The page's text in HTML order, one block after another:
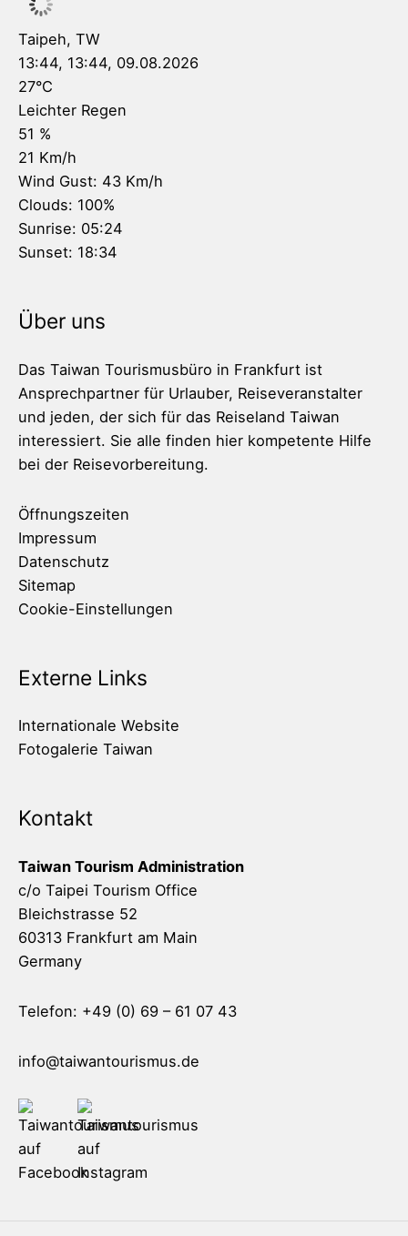
Taipeh, TW
13:44, 13:44, 09.08.2026
27°C
Leichter Regen
51 %
21 Km/h
Wind Gust: 43 Km/h
Clouds: 100%
Sunrise: 05:24
Sunset: 18:34
Über uns
Das Taiwan Tourismusbüro in Frankfurt ist
Ansprechpartner für Urlauber, Reiseveranstalter
und jeden, der sich für das Reiseland Taiwan
interessiert. Sie alle finden hier kompetente Hilfe
bei der Reisevorbereitung.
Öffnungszeiten
Impressum
Datenschutz
Sitemap
Cookie-Einstellungen
Externe Links
Internationale Website
Fotogalerie Taiwan
Kontakt
Taiwan Tourism Administration
c/o Taipei Tourism Office
Bleichstrasse 52
60313 Frankfurt am Main
Germany
Telefon: +49 (0) 69 – 61 07 43
info@taiwantourismus.de